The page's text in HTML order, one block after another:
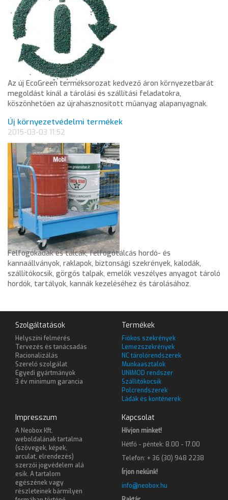
Az új EcoGreen terméksorozat kedvező áron környezetbarát
megoldást kínál a tárolási és szállítási feladatokra,
köszönhetően az újrahasznosított műanyag alapanyagnak.
Új környezetvédelmi termékek
2015-03-03 11:52
Felfogókádak és tálcák, felfogótálcás hordó- és
kannaállványok, raklapok, biztonsági szekrények, kalodák,
szállítókocsik, görgős talpak, emelők veszélyes anyagot tároló
hordók, tartályok, kannák kezeléséhez és tárolásához.
Szolgáltatások
Helyszíni felmérés
Tervezés és tanácsadás
Racionalizálás
Szerelő szolgálat
Egyedi gyártmányok
3 év minimum garancia
Termékek
Fiókos szekrények
Lemezszekrények
NC tárolórendszerek
Munkaasztalok
UNIMOD rendszer
Szállítókocsik
Polcrendszerek
Ládák és konténerek
Impresszum
A Neobox Kft.
weboldalának tartalma
(szövegek, képek,
arculat, elrendezés)
szerzői jogvédelem alá
esik. A tartalom
egészének vagy
részleteinek bármilyen
Kapcsolat
Hívjon minket!
Hétfő - péntek: 8.00 - 17.00
Telefon: + 36 (30) 948 2238
Írjon nekünk!
info@neobox.hu